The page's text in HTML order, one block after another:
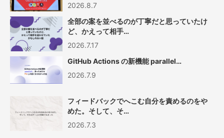
2026.8.7
全部の案を並べるのが丁寧だと思っていたけ
ど、かえって相手…
2026.7.17
GitHub Actions の新機能 parallel…
2026.7.9
フィードバックでへこむ自分を責めるのをや
めた。そして、そ…
2026.7.3